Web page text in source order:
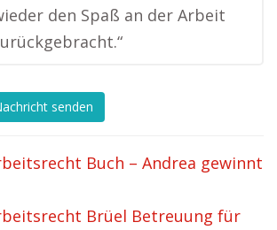
den Spaß an der Arbeit
senden
Buch – Andrea gewinnt
Brüel Betreuung für